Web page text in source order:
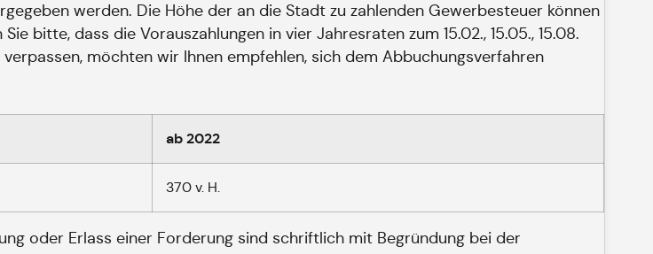
werden. Die Höhe der an die Stadt zu zahlenden Gewerbesteuer können
bitte, dass die Vorauszahlungen in vier Jahresraten zum 15.02., 15.05., 15.08.
möchten wir Ihnen empfehlen, sich dem Abbuchungsverfahren
ab 2022
370 v. H.
oder Erlass einer Forderung sind schriftlich mit Begründung bei der